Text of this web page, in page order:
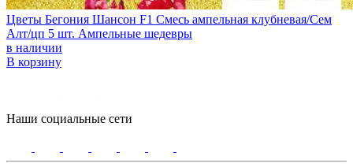
Цветы Бегония Шансон F1 Смесь ампельная клубневая/Сем
Алт/цп 5 шт. Ампельные шедевры
в наличии
В корзину
Наши социальные сети